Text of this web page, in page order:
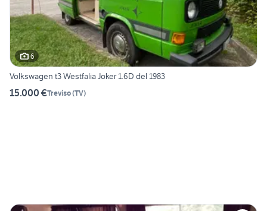
6
Volkswagen t3 Westfalia Joker 1.6D del 1983
15.000 €Treviso(TV)